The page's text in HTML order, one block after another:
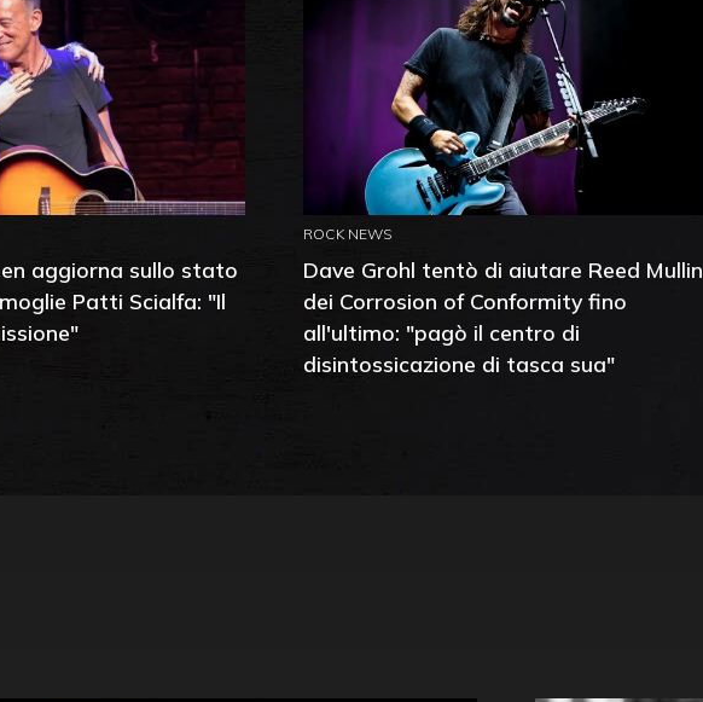
aggiorna sullo stato
Patti Scialfa: "Il
ROCK NEWS
Dave Grohl tentò di aiutare Reed Mullin
dei Corrosion of Conformity fino
all'ultimo: "pagò il centro di
disintossicazione di tasca sua"